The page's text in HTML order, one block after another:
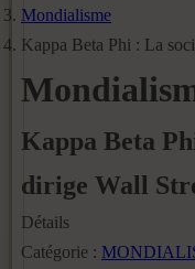
Mondialisme
Kappa Beta Phi : La
Kappa Beta
dirige Wall
Détails
Catégorie :